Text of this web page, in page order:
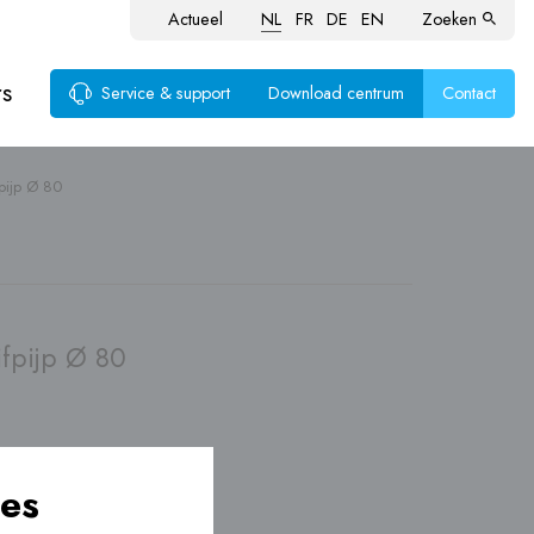
Actueel NL FR DE EN Zoeken
Service & support Download centrum Contact
Ø 80
Ø 80